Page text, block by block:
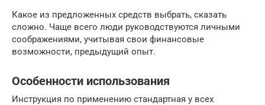
Какое из предложенных средств выбрать, сказать
сложно. Чаще всего люди руководствуются личными
соображениями, учитывая свои финансовые
возможности, предыдущий опыт.
Особенности использования
Инструкция по применению стандартная у всех